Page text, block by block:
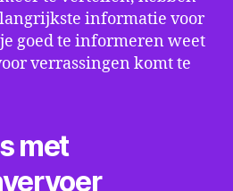
informatie voor
goed te informeren weet
verrassingen komt te
met